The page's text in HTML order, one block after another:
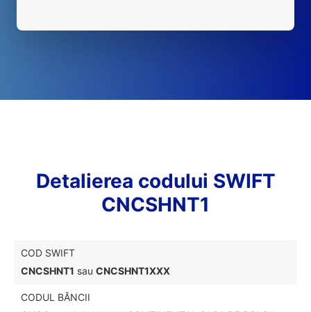
Detalierea codului SWIFT
CNCSHNT1
COD SWIFT
CNCSHNT1 sau CNCSHNT1XXX
CODUL BĂNCII